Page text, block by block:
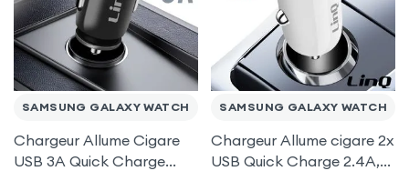
SAMSUNG GALAXY WATCH
Chargeur Allume Cigare
USB 3A Quick Charge
SAMSUNG GALAXY WATCH
Chargeur Allume cigare 2x
USB Quick Charge 2.4A,